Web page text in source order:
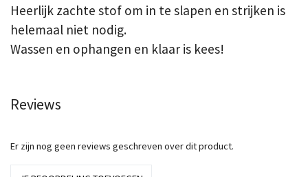
Heerlijk zachte stof om in te slapen en strijken is
helemaal niet nodig.
Wassen en ophangen en klaar is kees!
Reviews
Er zijn nog geen reviews geschreven over dit product.